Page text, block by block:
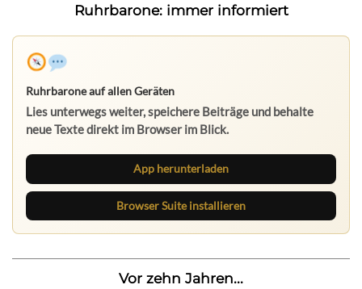
Ruhrbarone: immer informiert
Ruhrbarone auf allen Geräten
Lies unterwegs weiter, speichere Beiträge und behalte
neue Texte direkt im Browser im Blick.
App herunterladen
Browser Suite installieren
Vor zehn Jahren...